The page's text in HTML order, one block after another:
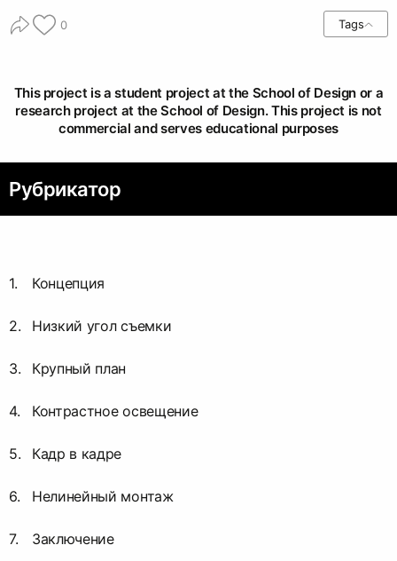
0 Tags
This project is a student project at the School of Design or a
research project at the School of Design. This project is not
commercial and serves educational purposes
Рубрикатор
Концепция
Низкий угол съемки
Крупный план
Контрастное освещение
Кадр в кадре
Нелинейный монтаж
Заключение